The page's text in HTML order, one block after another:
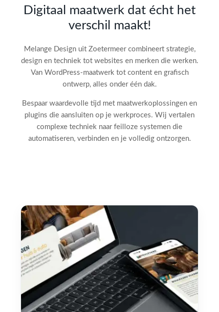
de SEO-
audit
Digitaal maatwerk dat écht het
verschil maakt!
Melange Design uit Zoetermeer combineert strategie,
design en techniek tot websites en merken die werken.
Van WordPress-maatwerk tot content en grafisch
ontwerp, alles onder één dak.
Bespaar waardevolle tijd met maatwerkoplossingen en
plugins die aansluiten op je werkproces. Wij vertalen
complexe techniek naar feilloze systemen die
automatiseren, verbinden en je volledig ontzorgen.